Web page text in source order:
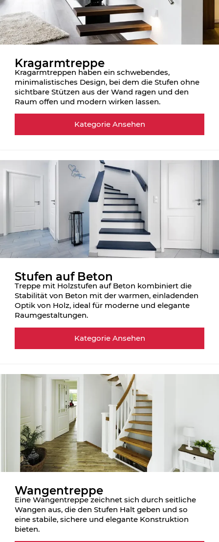
Kragarmtreppe
Kragarmtreppen haben ein schwebendes,
minimalistisches Design, bei dem die Stufen ohne
sichtbare Stützen aus der Wand ragen und den
Raum offen und modern wirken lassen.
Kategorie Ansehen
Stufen auf Beton
Treppe mit Holzstufen auf Beton kombiniert die
Stabilität von Beton mit der warmen, einladenden
Optik von Holz, ideal für moderne und elegante
Raumgestaltungen.
Kategorie Ansehen
Wangentreppe
Eine Wangentreppe zeichnet sich durch seitliche
Wangen aus, die den Stufen Halt geben und so
eine stabile, sichere und elegante Konstruktion
bieten.